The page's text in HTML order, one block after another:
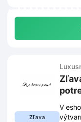
Zľava
V